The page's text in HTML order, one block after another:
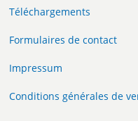
Téléchargements
Formulaires de contact
Impressum
Conditions générales de